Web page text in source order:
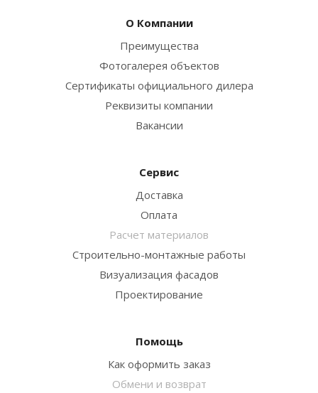
О Компании
Преимущества
Фотогалерея объектов
Сертификаты официального дилера
Реквизиты компании
Вакансии
Сервис
Доставка
Оплата
Расчет материалов
Строительно-монтажные работы
Визуализация фасадов
Проектирование
Помощь
Как оформить заказ
Обмени и возврат